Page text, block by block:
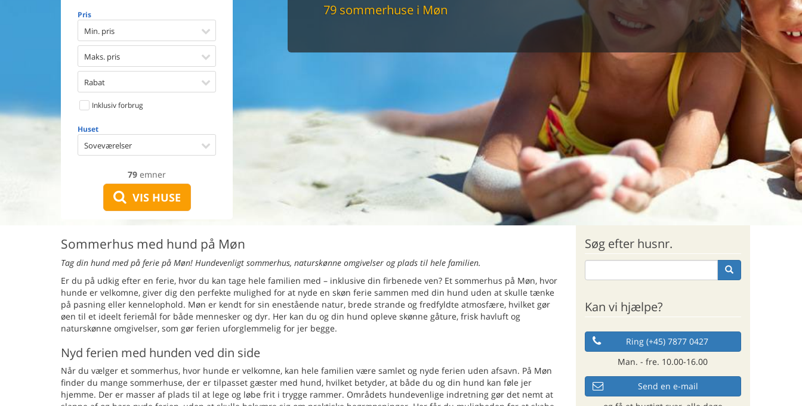
Pris
Min. pris
Maks. pris
Rabat
Inklusiv forbrug
Huset
Soveværelser
79 emner
VIS HUSE
Aircondition
Ladestander til elbil
79 sommerhuse i Møn
Sommerhus med hund på Møn
Tag din hund med på ferie på Møn! Hundevenligt sommerhus, naturskønne omgivelser og plads til hele familien.
Er du på udkig efter en ferie, hvor du kan tage hele familien med – inklusive din firbenede ven? Et sommerhus på Møn, hvor
hunde er velkomne, giver dig den perfekte mulighed for at nyde en skøn ferie sammen med din hund uden at skulle tænke
på pasning eller kennelophold. Møn er kendt for sin enestående natur, brede strande og fredfyldte atmosfære, hvilket gør
øen til et ideelt feriemål for både mennesker og dyr. Her kan du og din hund opleve skønne gåture, frisk havluft og
naturskønne omgivelser, som gør ferien uforglemmelig for jer begge.
Nyd ferien med hunden ved din side
Når du vælger et sommerhus, hvor hunde er velkomne, kan hele familien være samlet og nyde ferien uden afsavn. På Møn
finder du mange sommerhuse, der er tilpasset gæster med hund, hvilket betyder, at både du og din hund kan føle jer
hjemme. Der er masser af plads til at lege og løbe frit i trygge rammer. Områdets hundevenlige indretning gør det nemt at
Søg efter husnr.
Kan vi hjælpe?
Ring (+45) 7877 0427
Man. - fre. 10.00-16.00
Send en e-mail